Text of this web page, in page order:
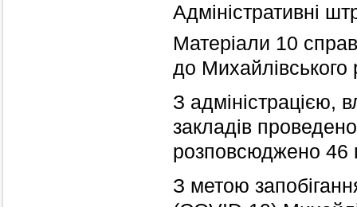
Адміністративні
Матеріали 10
до Михайлівського
З адміністрацією,
закладів
розповсюджено 46
З метою